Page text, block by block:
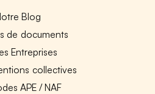
Blog
de documents
Entreprises
collectives
APE / NAF